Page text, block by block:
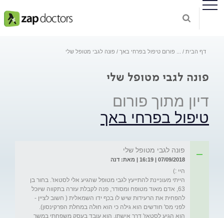
דף הבית פורום טיפול בפרחי באך פונה לגבי מטופל שלי
פונה לגבי מטופל שלי
דיון מתוך פורום
טיפול בפרחי באך
פונה לגבי מטופל שלי
07/09/2018 | 16:19 | מאת: דנה
הייתי מעוניינת להתייעץ לגבי מטופל שהגיע אלי לסטאז'. בחור בן
63, אדם מאוד מטופח ומסודר, פנה לקבלת עזרה בתקווה שיוכל
להפחית את הרעידות שיש לו בכף ידו השמאלית ( חשוב לציין -
לפני מס' חודשים הוא גילה כי הוא חולה במחלת הפרקינסון).
הוא הגיע לסטאז' דרך אישתו. הוא עובד בעסק משפחתי במשך